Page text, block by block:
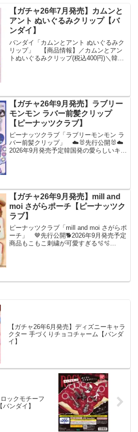
【ガチャ26年7月発売】カムンと
アント ぬいぐるみクリップ【バ
ンダイ】
バンダイ「カムンとアント ぬいぐるみク
リップ」 【商品情報】／カムンとアン
トぬいぐるみクリップ(税込400円)＼韓国
【ガチャ26年9月発売】ラブリー
モンモン ラバー前髪クリップ
【ピーナッツクラブ】
ピーナッツクラブ「ラブリーモンモン ラ
バー前髪クリップ」 ☁️🐰先行公開🐰☁️
2026年9月発売予定韓国発の愛らしいキャ
【ガチャ26年9月発売】mill and
moi さがらポーチ【ピーナッツク
ラブ】
ピーナッツクラブ「mill and moi さがらポ
ーチ」 🤎先行公開🐕2026年9月発売予定
商品もこもこ刺繍が可愛すぎる🫧🫧
【ガチャ26年6月発売】ディズニーキャラ
クター 手づくりチョコチャーム【バンダ
イ】
ックモチーフ
ンダイ】